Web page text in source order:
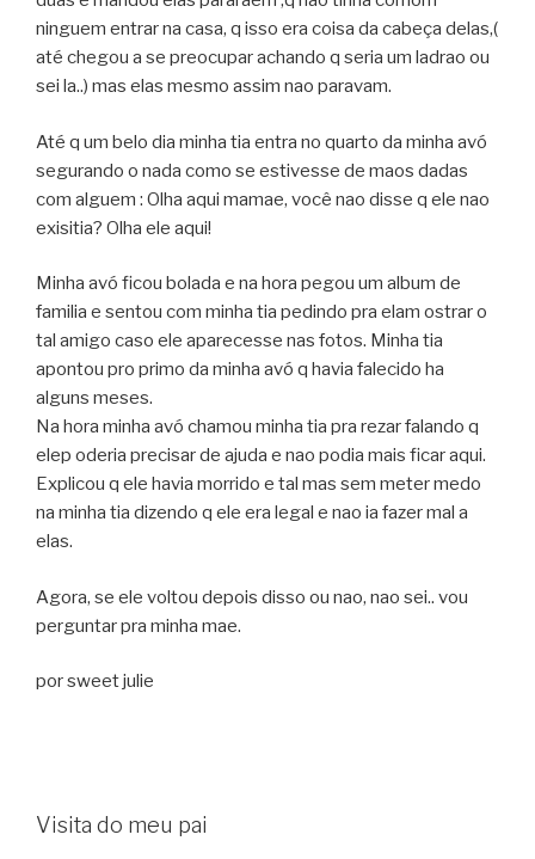
ninguem entrar na casa, q isso era coisa da cabeça delas,(
até chegou a se preocupar achando q seria um ladrao ou
sei la..) mas elas mesmo assim nao paravam.
Até q um belo dia minha tia entra no quarto da minha avó
segurando o nada como se estivesse de maos dadas
com alguem : Olha aqui mamae, você nao disse q ele nao
exisitia? Olha ele aqui!
Minha avó ficou bolada e na hora pegou um album de
familia e sentou com minha tia pedindo pra elam ostrar o
tal amigo caso ele aparecesse nas fotos. Minha tia
apontou pro primo da minha avó q havia falecido ha
alguns meses.
Na hora minha avó chamou minha tia pra rezar falando q
elep oderia precisar de ajuda e nao podia mais ficar aqui.
Explicou q ele havia morrido e tal mas sem meter medo
na minha tia dizendo q ele era legal e nao ia fazer mal a
elas.
Agora, se ele voltou depois disso ou nao, nao sei.. vou
perguntar pra minha mae.
por sweet julie
Visita do meu pai